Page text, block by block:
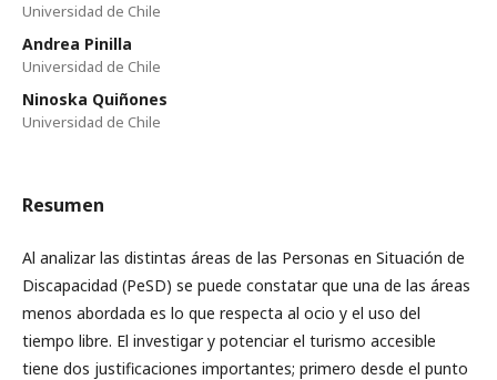
Universidad de Chile
Andrea Pinilla
Universidad de Chile
Ninoska Quiñones
Universidad de Chile
Resumen
Al analizar las distintas áreas de las Personas en Situación de
Discapacidad (PeSD) se puede constatar que una de las áreas
menos abordada es lo que respecta al ocio y el uso del
tiempo libre. El investigar y potenciar el turismo accesible
tiene dos justificaciones importantes; primero desde el punto